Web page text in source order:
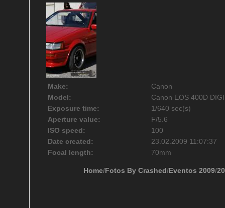
Make:
Canon
Model:
Canon EOS 400D
Exposure time:
1/640 sec(s)
Aperture value:
F/5.6
ISO speed:
100
Date created:
23.02.2009 11:07:37
Focal length:
70mm
Home/Fotos By Crashed/Eventos 2009/